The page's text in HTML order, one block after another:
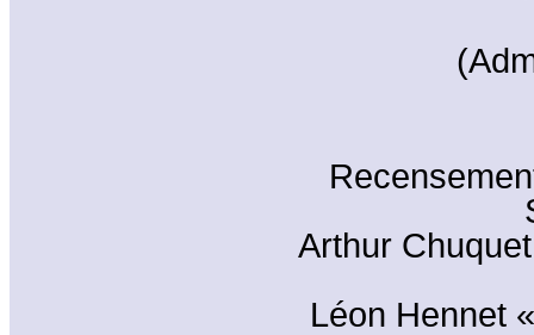
Arthur
Léon Hennet